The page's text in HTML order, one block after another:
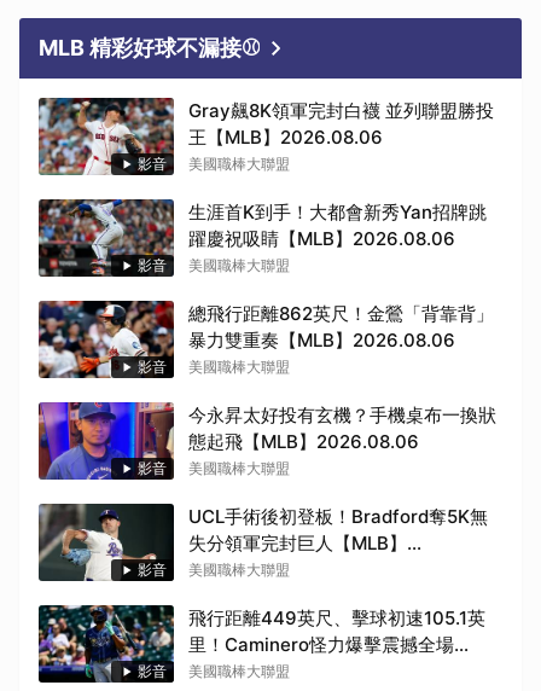
MLB 精彩好球不漏接⚾
影音
Gray飆8K領軍完封白襪 並列聯盟勝投
王【MLB】2026.08.06
美國職棒大聯盟
影音
生涯首K到手！大都會新秀Yan招牌跳
躍慶祝吸睛【MLB】2026.08.06
美國職棒大聯盟
影音
總飛行距離862英尺！金鶯「背靠背」
暴力雙重奏【MLB】2026.08.06
美國職棒大聯盟
影音
今永昇太好投有玄機？手機桌布一換狀
態起飛【MLB】2026.08.06
美國職棒大聯盟
影音
UCL手術後初登板！Bradford奪5K無
失分領軍完封巨人【MLB】
2026.08.06
美國職棒大聯盟
影音
飛行距離449英尺、擊球初速105.1英
里！Caminero怪力爆擊震撼全場
【MLB】2026.08.06
美國職棒大聯盟
取消